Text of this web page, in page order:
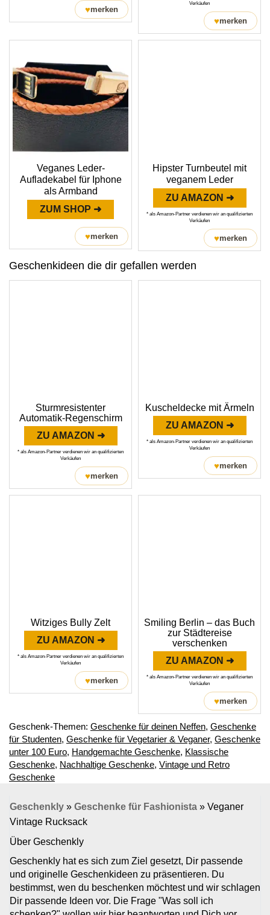
♥merken
Verkäufen
♥merken
Veganes Leder-
Aufladekabel für Iphone
als Armband
ZUM SHOP ➜
♥merken
Hipster Turnbeutel mit
veganem Leder
ZU AMAZON ➜
* als Amazon-Partner verdienen wir an qualifizierten
Verkäufen
♥merken
Geschenkideen die dir gefallen werden
Sturmresistenter
Automatik-Regenschirm
ZU AMAZON ➜
* als Amazon-Partner verdienen wir an qualifizierten
Verkäufen
♥merken
Kuscheldecke mit Ärmeln
ZU AMAZON ➜
* als Amazon-Partner verdienen wir an qualifizierten
Verkäufen
♥merken
Witziges Bully Zelt
ZU AMAZON ➜
* als Amazon-Partner verdienen wir an qualifizierten
Verkäufen
♥merken
Smiling Berlin – das Buch
zur Städtereise
verschenken
ZU AMAZON ➜
* als Amazon-Partner verdienen wir an qualifizierten
Verkäufen
♥merken
Geschenk-Themen: Geschenke für deinen Neffen, Geschenke
für Studenten, Geschenke für Vegetarier & Veganer, Geschenke
unter 100 Euro, Handgemachte Geschenke, Klassische
Geschenke, Nachhaltige Geschenke, Vintage und Retro
Geschenke
Geschenkly » Geschenke für Fashionista » Veganer
Vintage Rucksack
Über Geschenkly
Geschenkly hat es sich zum Ziel gesetzt, Dir passende
und originelle Geschenkideen zu präsentieren. Du
bestimmst, wen du beschenken möchtest und wir schlagen
Dir passende Ideen vor. Die Frage "Was soll ich